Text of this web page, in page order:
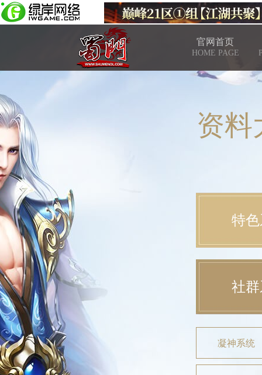
官网首页
HOME PAGE
资料
特
凝神系统
社